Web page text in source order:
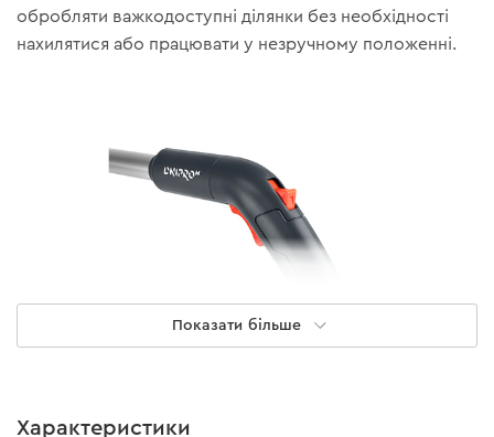
обробляти важкодоступні ділянки без необхідності
нахилятися або працювати у незручному положенні.
Показати більше
Характеристики